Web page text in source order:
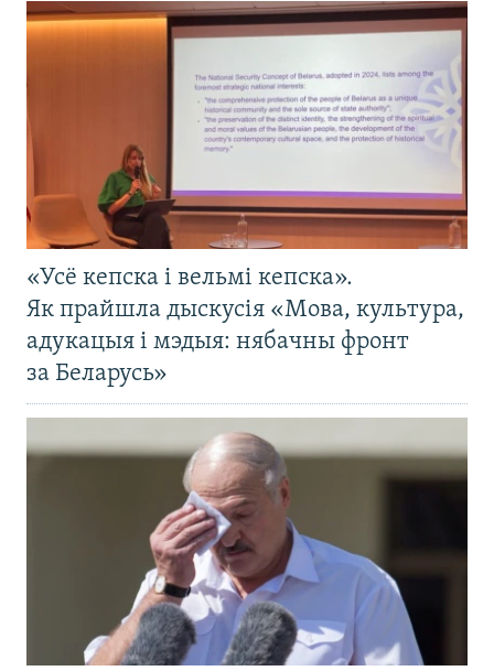
«Усё кепска і вельмі кепска».
Як прайшла дыскусія «Мова, культура,
адукацыя і мэдыя: нябачны фронт
за Беларусь»